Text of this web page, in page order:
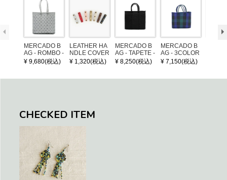
MERCADO B
AG - ROMBO -
LONG HANDL
¥ 9,680(税込)
LEATHER HA
NDLE COVER
¥ 1,320(税込)
MERCADO B
AG - TAPETE -
Black (S)
¥ 8,250(税込)
MERCADO B
AG - 3COLOR
S CHECK - Bl
¥ 7,150(税込)
CHECKED ITEM